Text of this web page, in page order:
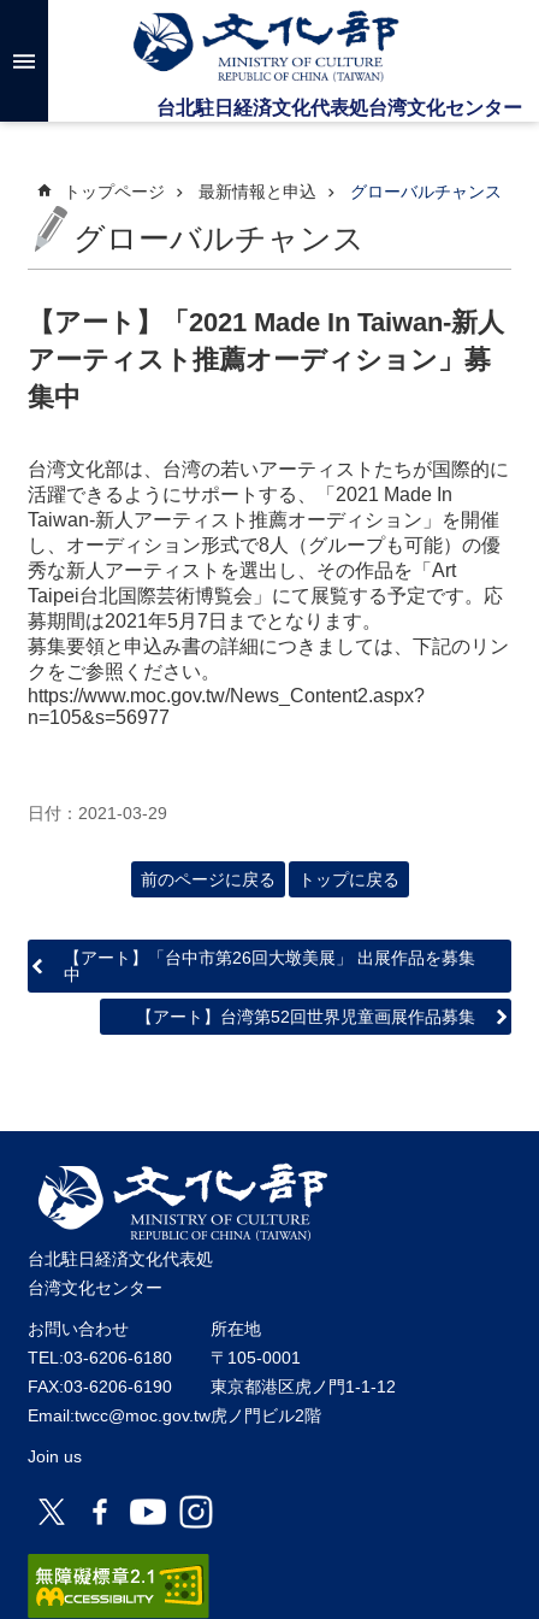
メインのコンテンツブロックにジャンプします
高
検
台
セ
ン
タ
に
つ
い
て
最
新
情
報
と
申
過
湾
ホ
ー
サ
イ
ト
ッ
トップページ 最新情報と申込 グローバルチャンス
グローバルチャンス
【アート】「2021 Made In Taiwan-新人
アーティスト推薦オーディション」募
集中
台湾文化部は、台湾の若いアーティストたちが国際的に
活躍できるようにサポートする、「2021 Made In
Taiwan-新人アーティスト推薦オーディション」を開催
し、オーディション形式で8人（グループも可能）の優
秀な新人アーティストを選出し、その作品を「Art
Taipei台北国際芸術博覧会」にて展覧する予定です。応
募期間は2021年5月7日までとなります。
募集要領と申込み書の詳細につきましては、下記のリン
クをご参照ください。
https://www.moc.gov.tw/News_Content2.aspx?
n=105&s=56977
日付：2021-03-29
前のページに戻る トップに戻る
【アート】「台中市第26回大墩美展」 出展作品を募集
中
【アート】台湾第52回世界児童画展作品募集
台北駐日経済文化代表処
台湾文化センター
お問い合わせ
TEL:03-6206-6180
FAX:03-6206-6190
Email:twcc@moc.gov.tw
所在地
〒105-0001
東京都港区虎ノ門1-1-12
虎ノ門ビル2階
Join us